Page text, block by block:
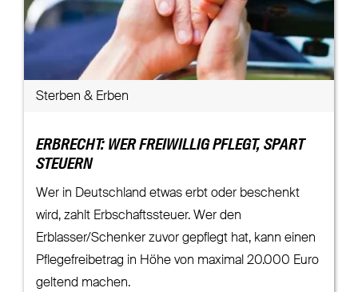
Sterben & Erben
ERBRECHT: WER FREIWILLIG PFLEGT, SPART
STEUERN
Wer in Deutschland etwas erbt oder beschenkt
wird, zahlt Erbschaftssteuer. Wer den
Erblasser/Schenker zuvor gepflegt hat, kann einen
Pflegefreibetrag in Höhe von maximal 20.000 Euro
geltend machen.